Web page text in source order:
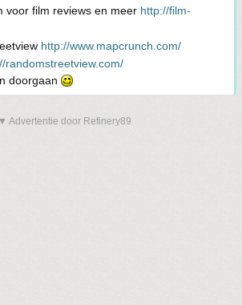
voor film reviews en meer http://film-
http://www.mapcrunch.com/
randomstreetview.com/
doorgaan
▼ Advertentie door Refinery89